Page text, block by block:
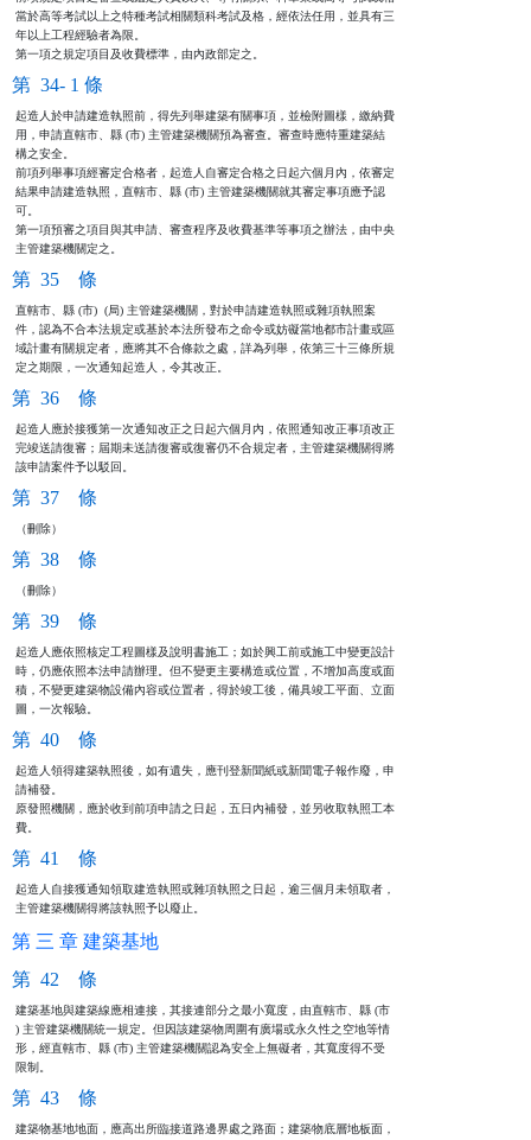
當於高等考試以上之特種考試相關類科考試及格，經依法任用，並具有三
年以上工程經驗者為限。
第一項之規定項目及收費標準，由內政部定之。
第 34- 1 條
起造人於申請建造執照前，得先列舉建築有關事項，並檢附圖樣，繳納費
用，申請直轄市、縣 (市) 主管建築機關預為審查。審查時應特重建築結
構之安全。
前項列舉事項經審定合格者，起造人自審定合格之日起六個月內，依審定
結果申請建造執照，直轄市、縣 (市) 主管建築機關就其審定事項應予認
可。
第一項預審之項目與其申請、審查程序及收費基準等事項之辦法，由中央
主管建築機關定之。
第 35 條
直轄市、縣 (市)  (局) 主管建築機關，對於申請建造執照或雜項執照案
件，認為不合本法規定或基於本法所發布之命令或妨礙當地都市計畫或區
域計畫有關規定者，應將其不合條款之處，詳為列舉，依第三十三條所規
定之期限，一次通知起造人，令其改正。
第 36 條
起造人應於接獲第一次通知改正之日起六個月內，依照通知改正事項改正
完竣送請復審；屆期未送請復審或復審仍不合規定者，主管建築機關得將
該申請案件予以駁回。
第 37 條
（刪除）
第 38 條
（刪除）
第 39 條
起造人應依照核定工程圖樣及說明書施工；如於興工前或施工中變更設計
時，仍應依照本法申請辦理。但不變更主要構造或位置，不增加高度或面
積，不變更建築物設備內容或位置者，得於竣工後，備具竣工平面、立面
圖，一次報驗。
第 40 條
起造人領得建築執照後，如有遺失，應刊登新聞紙或新聞電子報作廢，申
請補發。
原發照機關，應於收到前項申請之日起，五日內補發，並另收取執照工本
費。
第 41 條
起造人自接獲通知領取建造執照或雜項執照之日起，逾三個月未領取者，
主管建築機關得將該執照予以廢止。
第 三 章 建築基地
第 42 條
建築基地與建築線應相連接，其接連部分之最小寬度，由直轄市、縣 (市
) 主管建築機關統一規定。但因該建築物周圍有廣場或永久性之空地等情
形，經直轄市、縣 (市) 主管建築機關認為安全上無礙者，其寬度得不受
限制。
第 43 條
建築物基地地面，應高出所臨接道路邊界處之路面；建築物底層地板面，